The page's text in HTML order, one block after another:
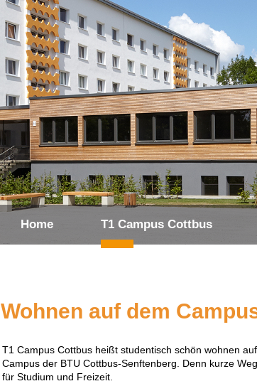
Home T1 Campus Cottbus
Wohnen auf dem
T1 Campus Cottbus heißt studentisch schön wohnen
Campus der BTU Cottbus-Senftenberg. Denn kurze
für Studium und Freizeit.